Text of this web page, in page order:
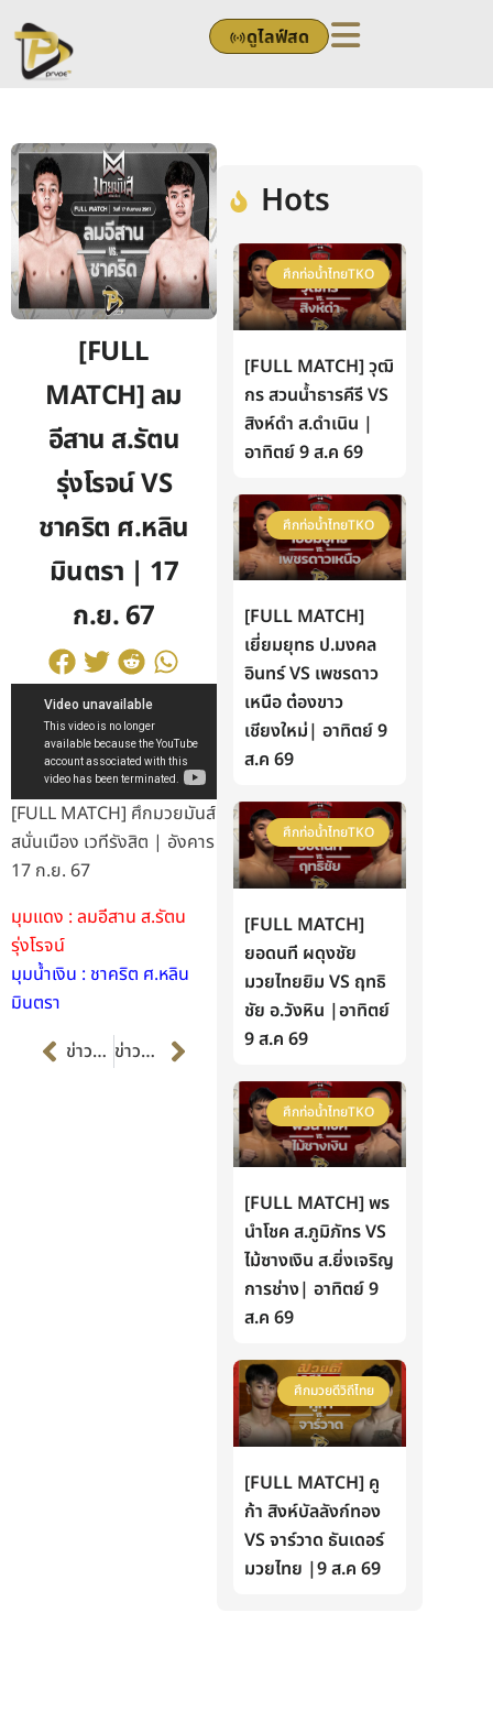
to
content
ดูไลฟ์สด
[FULL
MATCH] ลม
อีสาน ส.รัตน
รุ่งโรจน์ VS
ชาคริต ศ.หลิน
มินตรา | 17
ก.ย. 67
[FULL MATCH] ศึกมวยมันส์
สนั่นเมือง เวทีรังสิต | อังคาร
17 ก.ย. 67
มุมแดง : ลมอีสาน ส.รัตน
รุ่งโรจน์
มุมน้ำเงิน : ชาคริต ศ.หลิน
มินตรา
Prevข่าวก่อนหน้า ข่าวต่อไป Next
Hots
ศึกท่อน้ำไทยTKO
[FULL MATCH] วุฒิ
กร สวนน้ำธารคีรี VS
สิงห์ดำ ส.ดำเนิน |
อาทิตย์ 9 ส.ค 69
ศึกท่อน้ำไทยTKO
[FULL MATCH]
เยี่ยมยุทธ ป.มงคล
อินทร์ VS เพชรดาว
เหนือ ต๋องขาว
เชียงใหม่| อาทิตย์ 9
ส.ค 69
ศึกท่อน้ำไทยTKO
[FULL MATCH]
ยอดนที ผดุงชัย
มวยไทยยิม VS ฤทธิ
ชัย อ.วังหิน |อาทิตย์
9 ส.ค 69
ศึกท่อน้ำไทยTKO
[FULL MATCH] พร
นำโชค ส.ภูมิภัทร VS
ไม้ซางเงิน ส.ยิ่งเจริญ
การช่าง| อาทิตย์ 9
ส.ค 69
ศึกมวยดีวิถีไทย
[FULL MATCH] คู
ก้า สิงห์บัลลังก์ทอง
VS จาร์วาด ธันเดอร์
มวยไทย |9 ส.ค 69